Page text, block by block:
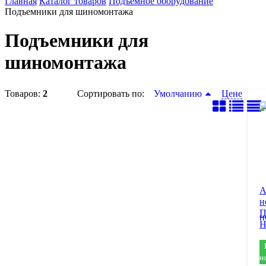
Подъемники для шиномонтажа
Подъемники для
шиномонтажа
Товаров: 2 Сортировать по: Умолчанию Цене
Н